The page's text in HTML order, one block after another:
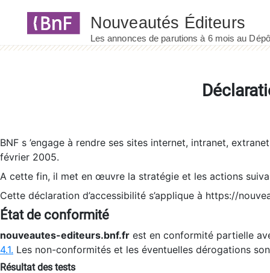
BNF s ’engage à rendre ses sites internet, intranet,
février 2005.
A cette fin, il met en œuvre la stratégie et les actions
Cette déclaration d’accessibilité s’applique à https://
État de conformité
nouveautes-editeurs.bnf.fr est en conformité partielle
4.1. Les non-conformités et les éventuelles dérogations
Résultat des tests